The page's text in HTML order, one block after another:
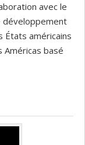
avec le
développement
États américains
Américas basé